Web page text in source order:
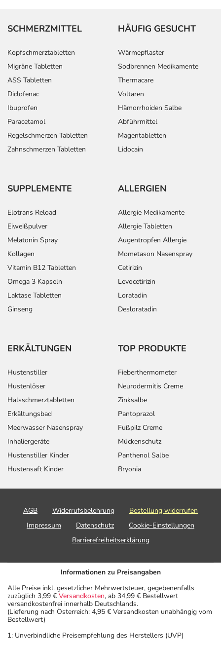
SCHMERZMITTEL
Kopfschmerztabletten
Migräne Tabletten
ASS Tabletten
Diclofenac
Ibuprofen
Paracetamol
Regelschmerzen Tabletten
Zahnschmerzen Tabletten
HÄUFIG GESUCHT
Wärmepflaster
Sodbrennen Medikamente
Thermacare
Voltaren
Hämorrhoiden Salbe
Abführmittel
Magentabletten
Lidocain
SUPPLEMENTE
Elotrans Reload
Eiweißpulver
Melatonin Spray
Kollagen
Vitamin B12 Tabletten
Omega 3 Kapseln
Laktase Tabletten
Ginseng
ALLERGIEN
Allergie Medikamente
Allergie Tabletten
Augentropfen Allergie
Mometason Nasenspray
Cetirizin
Levocetirizin
Loratadin
Desloratadin
ERKÄLTUNGEN
Hustenstiller
Hustenlöser
Halsschmerztabletten
Erkältungsbad
Meerwasser Nasenspray
Inhaliergeräte
Hustenstiller Kinder
Hustensaft Kinder
TOP PRODUKTE
Fieberthermometer
Neurodermitis Creme
Zinksalbe
Pantoprazol
Fußpilz Creme
Mückenschutz
Panthenol Salbe
Bryonia
AGB Widerrufsbelehrung
Bestellung widerrufen
Impressum
Datenschutz
Cookie-Einstellungen
Barrierefreiheitserklärung
Informationen zu Preisangaben
Alle Preise inkl. gesetzlicher Mehrwertsteuer, gegebenenfalls
zuzüglich 3,99 € Versandkosten, ab 34,99 € Bestellwert
versandkostenfrei innerhalb Deutschlands.
(Lieferung nach Österreich: 4,95 € Versandkosten unabhängig vom
Bestellwert)
1: Unverbindliche Preisempfehlung des Herstellers (UVP)